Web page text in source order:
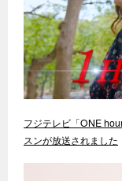
フジテレビ「ONE
スンが放送されました